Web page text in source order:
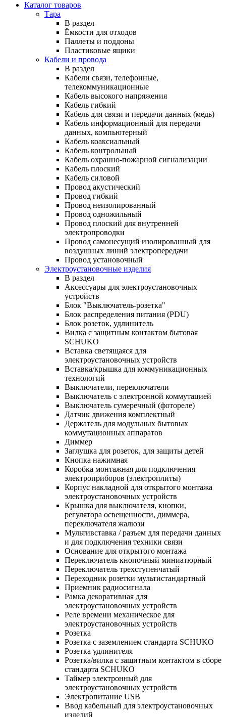
Каталог товаров
Тара
В раздел
Ёмкости для отходов
Паллеты и поддоны
Пластиковые ящики
Кабели и провода
В раздел
Кабели связи, телефонные,
телекоммуникационные
Кабель высокого напряжения
Кабель гибкий
Кабель для связи и передачи данных (медь)
Кабель информационный для передачи
данных, компьютерный
Кабель коаксиальный
Кабель контрольный
Кабель охранно-пожарной сигнализации
Кабель плоский
Кабель силовой
Провод акустический
Провод гибкий
Провод неизолированный
Провод одножильный
Провод плоский для внутренней
электропроводки
Провод самонесущий изолированный для
воздушных линий электропередачи
Провод установочный
Электроустановочные изделия
В раздел
Аксессуары для электроустановочных
устройств
Блок "Выключатель-розетка"
Блок распределения питания (PDU)
Блок розеток, удлинитель
Вилка с защитным контактом бытовая
SCHUKO
Вставка светящаяся для
электроустановочных устройств
Вставка/крышка для коммуникационных
технологий
Выключатели, переключатели
Выключатель с электронной коммутацией
Выключатель сумеречный (фотореле)
Датчик движения комплектный
Держатель для модульных бытовых
коммутационных аппаратов
Диммер
Заглушка для розеток, для защиты детей
Кнопка нажимная
Коробка монтажная для подключения
электроприборов (электроплиты)
Корпус накладной для открытого монтажа
электроустановочных устройств
Крышка для выключателя, кнопки,
регулятора освещенности, диммера,
переключателя жалюзи
Мультивставка / разъем для передачи данных
и для подключения техники связи
Основание для открытого монтажа
Переключатель кнопочный миниатюрный
Переключатель трехступенчатый
Переходник розетки мультистандартный
Приемник радиосигнала
Рамка декоративная для
электроустановочных устройств
Реле времени механическое для
электроустановочных устройств
Розетка
Розетка с заземлением стандарта SCHUKO
Розетка удлинителя
Розетка/вилка с защитным контактом в сборе
стандарта SCHUKO
Таймер электронный для
электроустановочных устройств
Электропитание USB
Ввод кабельный для электроустановочных
изделий